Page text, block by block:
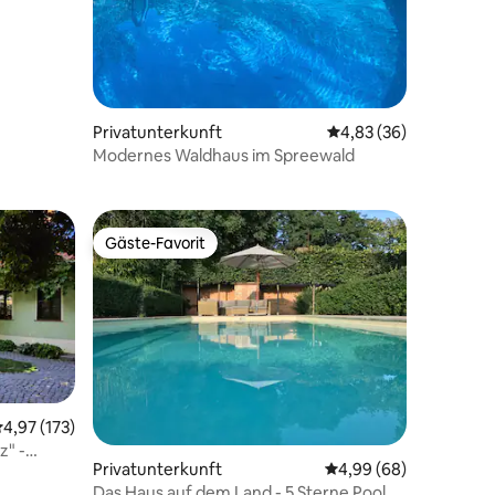
Bewertungen
Privatunterkunft Durchschnittliche
4,83 (36)
Modernes Waldhaus im Spreewald
Bewertung: 4,97 von 5, 173 Bewertungen
4,97 (173)
-
Gäste-Favorit
Gäste-Favorit
Privatunterkunft Durchschnittliche
4,99 (68)